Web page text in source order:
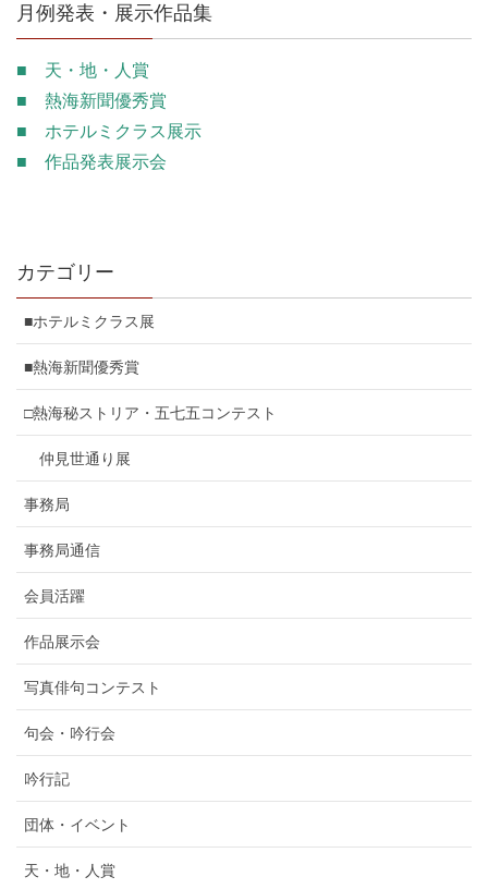
月例発表・展示作品集
■ 天・地・人賞
■ 熱海新聞優秀賞
■ ホテルミクラス展示
■ 作品発表展示会
カテゴリー
■ホテルミクラス展
■熱海新聞優秀賞
□熱海秘ストリア・五七五コンテスト
仲見世通り展
事務局
事務局通信
会員活躍
作品展示会
写真俳句コンテスト
句会・吟行会
吟行記
団体・イベント
天・地・人賞